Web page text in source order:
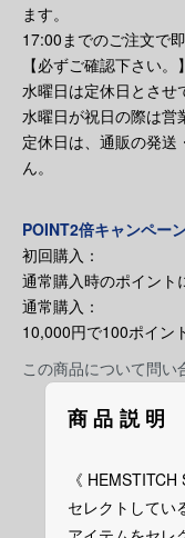
ます。
17:00までのご注文で
【必ずご確認下さい。】
水曜日は定休日とさせ
水曜日が祝日の際は営
定休日は、通販の発
ん。
POINT2倍キャンペー
初回購入：
通常購入時のポイント
通常購入：
10,000円で100ポイン
この商品について問い
商品説明
《 HEMSTITCH
セレクトしてい